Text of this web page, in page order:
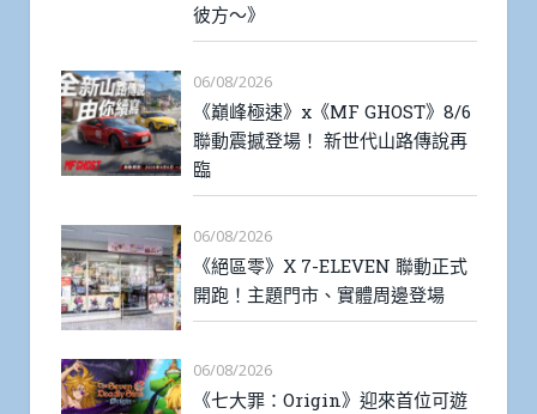
彼方～》
06/08/2026
《巔峰極速》x《MF GHOST》8/6
聯動震撼登場！ 新世代山路傳說再
臨
06/08/2026
《絕區零》X 7-ELEVEN 聯動正式
開跑！主題門市、實體周邊登場
06/08/2026
《七大罪：Origin》迎來首位可遊